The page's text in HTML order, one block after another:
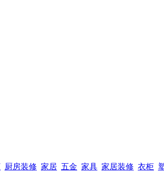
厨房装修 家居 五金 家具 家居装修 衣柜